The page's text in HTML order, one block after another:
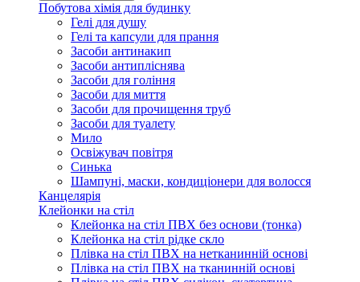
Побутова хімія для будинку
Гелі для душу
Гелі та капсули для прання
Засоби антинакип
Засоби антипліснява
Засоби для гоління
Засоби для миття
Засоби для прочищення труб
Засоби для туалету
Мило
Освіжувач повітря
Синька
Шампуні, маски, кондиціонери для волосся
Канцелярія
Клейонки на стіл
Клейонка на стіл ПВХ без основи (тонка)
Клейонка на стіл рідке скло
Плівка на стіл ПВХ на нетканинній основі
Плівка на стіл ПВХ на тканинній основі